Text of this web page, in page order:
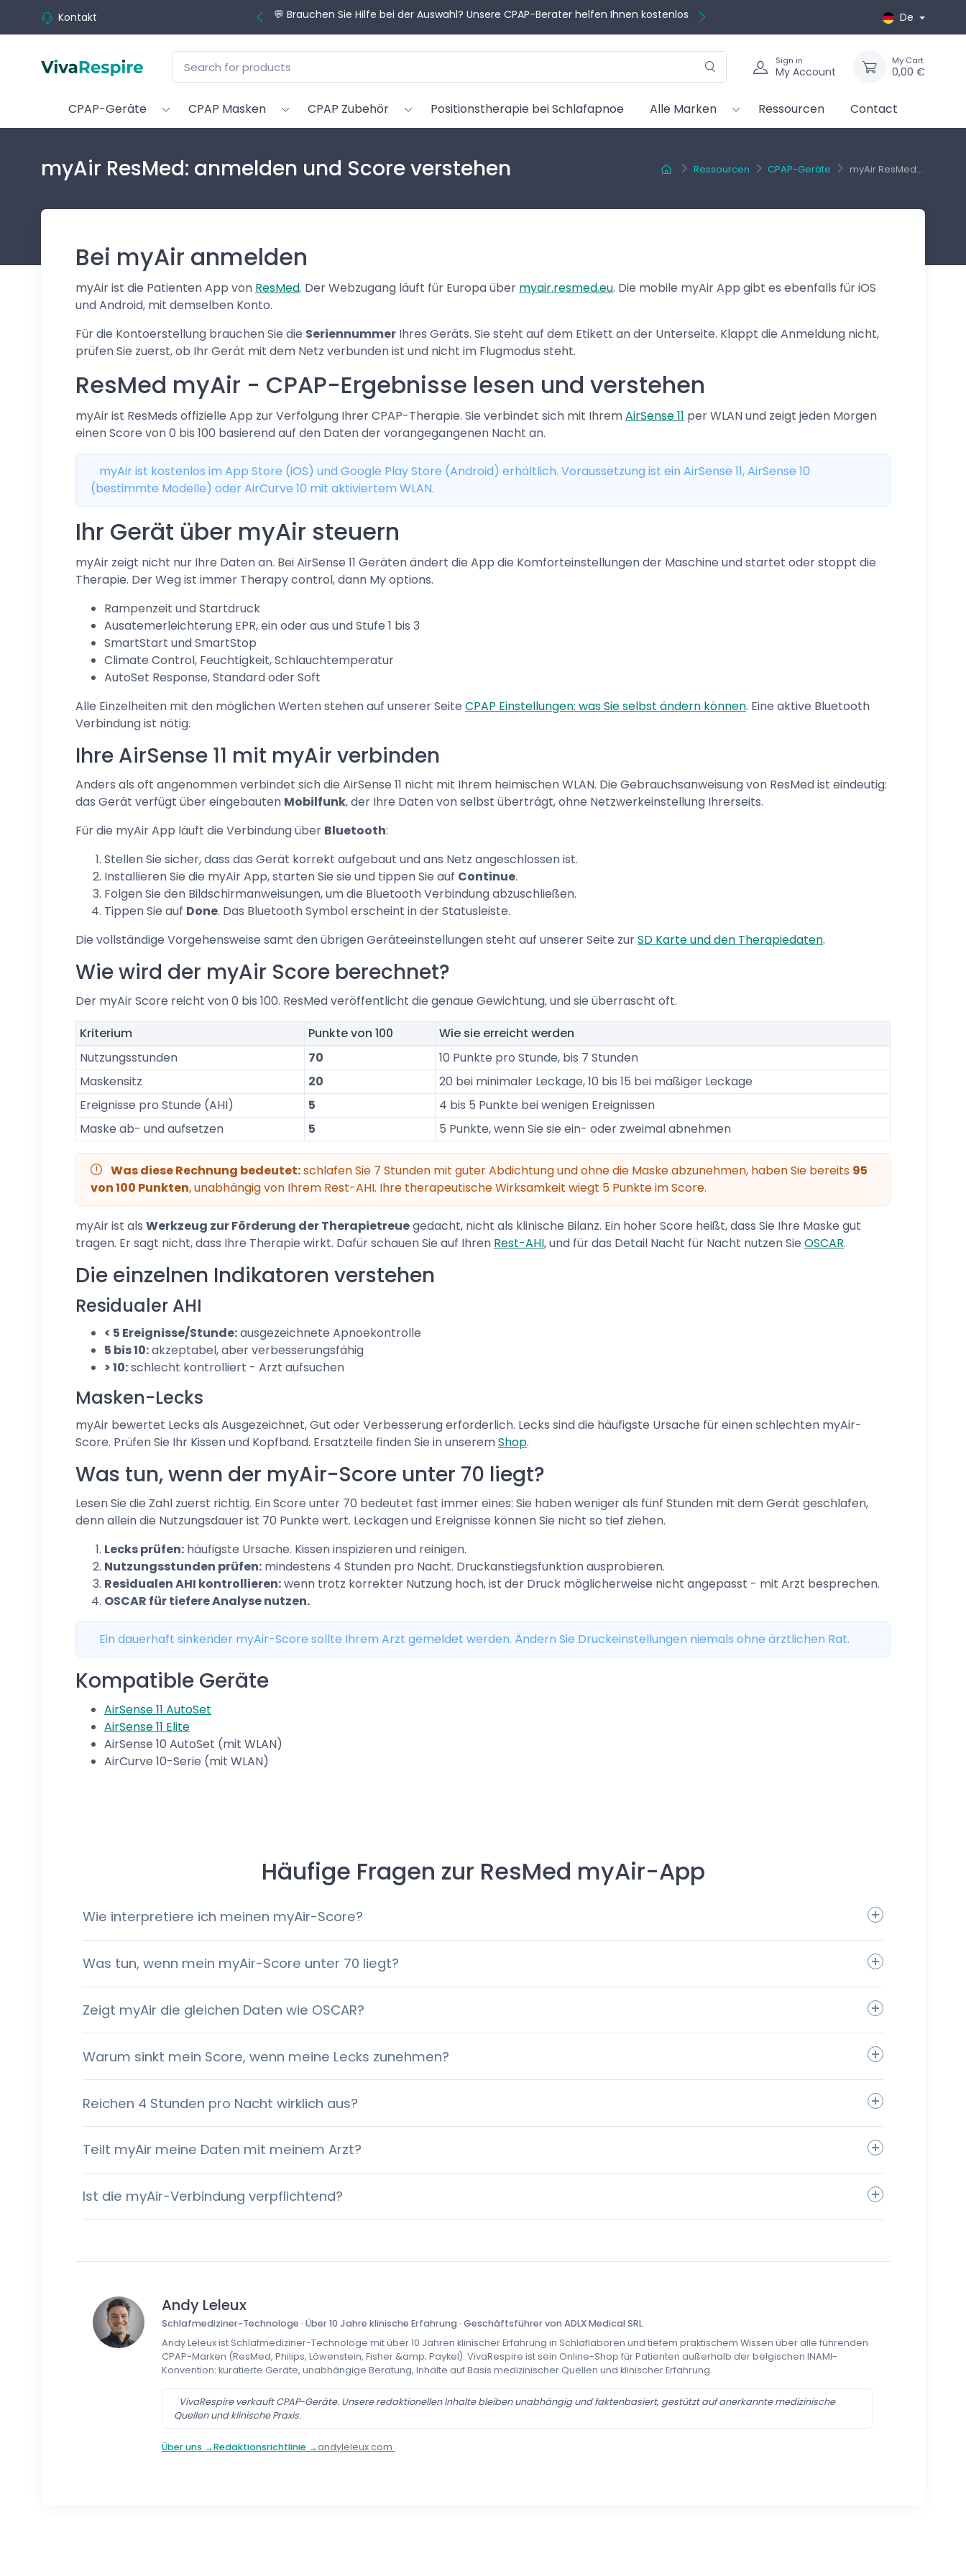
Kontakt 💬 Brauchen Sie Hilfe bei der Auswahl? Unsere CPAP-Berater helfen Ihnen kostenlos De
Sign in
My Account
My Cart
0,00 €
CPAP-Geräte CPAP Masken CPAP Zubehör Positionstherapie bei Schlafapnoe Alle Marken Ressourcen Contact
Ressourcen CPAP-Geräte myAir ResMed:...
myAir ResMed: anmelden und Score verstehen
Bei myAir anmelden
myAir ist die Patienten App von ResMed. Der Webzugang läuft für Europa über myair.resmed.eu. Die mobile myAir App gibt es ebenfalls für iOS
und Android, mit demselben Konto.
Für die Kontoerstellung brauchen Sie die Seriennummer Ihres Geräts. Sie steht auf dem Etikett an der Unterseite. Klappt die Anmeldung nicht,
prüfen Sie zuerst, ob Ihr Gerät mit dem Netz verbunden ist und nicht im Flugmodus steht.
ResMed myAir - CPAP-Ergebnisse lesen und verstehen
myAir ist ResMeds offizielle App zur Verfolgung Ihrer CPAP-Therapie. Sie verbindet sich mit IhremAirSense 11 per WLAN und zeigt jeden Morgen
einen Score von 0 bis 100 basierend auf den Daten der vorangegangenen Nacht an.
myAir ist kostenlos im App Store (iOS) und Google Play Store (Android) erhältlich. Voraussetzung ist ein AirSense 11, AirSense 10
(bestimmte Modelle) oder AirCurve 10 mit aktiviertem WLAN.
Ihr Gerät über myAir steuern
myAir zeigt nicht nur Ihre Daten an. Bei AirSense 11 Geräten ändert die App die Komforteinstellungen der Maschine und startet oder stoppt die
Therapie. Der Weg ist immer Therapy control, dann My options.
Rampenzeit und Startdruck
Ausatemerleichterung EPR, ein oder aus und Stufe 1 bis 3
SmartStart und SmartStop
Climate Control, Feuchtigkeit, Schlauchtemperatur
AutoSet Response, Standard oder Soft
Alle Einzelheiten mit den möglichen Werten stehen auf unserer Seite CPAP Einstellungen: was Sie selbst ändern können. Eine aktive Bluetooth
Verbindung ist nötig.
Ihre AirSense 11 mit myAir verbinden
Anders als oft angenommen verbindet sich die AirSense 11 nicht mit Ihrem heimischen WLAN. Die Gebrauchsanweisung von ResMed ist eindeutig:
das Gerät verfügt über eingebauten Mobilfunk, der Ihre Daten von selbst überträgt, ohne Netzwerkeinstellung Ihrerseits.
Für die myAir App läuft die Verbindung über Bluetooth:
Stellen Sie sicher, dass das Gerät korrekt aufgebaut und ans Netz angeschlossen ist.
Installieren Sie die myAir App, starten Sie sie und tippen Sie auf Continue.
Folgen Sie den Bildschirmanweisungen, um die Bluetooth Verbindung abzuschließen.
Tippen Sie auf Done. Das Bluetooth Symbol erscheint in der Statusleiste.
Die vollständige Vorgehensweise samt den übrigen Geräteeinstellungen steht auf unserer Seite zurSD Karte und den Therapiedaten.
Wie wird der myAir Score berechnet?
Der myAir Score reicht von 0 bis 100. ResMed veröffentlicht die genaue Gewichtung, und sie überrascht oft.
Kriterium
Punkte von 100
Wie sie erreicht werden
Nutzungsstunden
70
10 Punkte pro Stunde, bis 7 Stunden
Maskensitz
20
20 bei minimaler Leckage, 10 bis 15 bei mäßiger Leckage
Ereignisse pro Stunde (AHI)
5
4 bis 5 Punkte bei wenigen Ereignissen
Maske ab- und aufsetzen
5 5 Punkte, wenn Sie sie ein- oder zweimal abnehmen
Was diese Rechnung bedeutet:schlafen Sie 7 Stunden mit guter Abdichtung und ohne die Maske abzunehmen, haben Sie bereits 95
von 100 Punkten, unabhängig von Ihrem Rest-AHI. Ihre therapeutische Wirksamkeit wiegt 5 Punkte im Score.
myAir ist als Werkzeug zur Förderung der Therapietreuegedacht, nicht als klinische Bilanz. Ein hoher Score heißt, dass Sie Ihre Maske gut
tragen. Er sagt nicht, dass Ihre Therapie wirkt. Dafür schauen Sie auf Ihren Rest-AHI, und für das Detail Nacht für Nacht nutzen Sie OSCAR.
Die einzelnen Indikatoren verstehen
Residualer AHI
< 5 Ereignisse/Stunde:ausgezeichnete Apnoekontrolle
5 bis 10:akzeptabel, aber verbesserungsfähig
> 10:schlecht kontrolliert - Arzt aufsuchen
Masken-Lecks
myAir bewertet Lecks als Ausgezeichnet, Gut oder Verbesserung erforderlich. Lecks sind die häufigste Ursache für einen schlechten myAir-
Score. Prüfen Sie Ihr Kissen und Kopfband. Ersatzteile finden Sie in unseremShop.
Was tun, wenn der myAir-Score unter 70 liegt?
Lesen Sie die Zahl zuerst richtig. Ein Score unter 70 bedeutet fast immer eines: Sie haben weniger als fünf Stunden mit dem Gerät geschlafen,
denn allein die Nutzungsdauer ist 70 Punkte wert. Leckagen und Ereignisse können Sie nicht so tief ziehen.
Lecks prüfen: häufigste Ursache. Kissen inspizieren und reinigen.
Nutzungsstunden prüfen: mindestens 4 Stunden pro Nacht. Druckanstiegsfunktion ausprobieren.
Residualen AHI kontrollieren:wenn trotz korrekter Nutzung hoch, ist der Druck möglicherweise nicht angepasst - mit Arzt besprechen.
OSCAR für tiefere Analyse nutzen.
Ein dauerhaft sinkender myAir-Score sollte Ihrem Arzt gemeldet werden. Ändern Sie Druckeinstellungen niemals ohne ärztlichen Rat.
Kompatible Geräte
AirSense 11 AutoSet
AirSense 11 Elite
AirSense 10 AutoSet (mit WLAN)
AirCurve 10-Serie (mit WLAN)
Häufige Fragen zur ResMed myAir-App
Wie interpretiere ich meinen myAir-Score?
Was tun, wenn mein myAir-Score unter 70 liegt?
Zeigt myAir die gleichen Daten wie OSCAR?
Warum sinkt mein Score, wenn meine Lecks zunehmen?
Reichen 4 Stunden pro Nacht wirklich aus?
Teilt myAir meine Daten mit meinem Arzt?
Ist die myAir-Verbindung verpflichtend?
Andy Leleux
Schlafmediziner-Technologe · Über 10 Jahre klinische Erfahrung · Geschäftsführer von ADLX Medical SRL
Andy Leleux ist Schlafmediziner-Technologe mit über 10 Jahren klinischer Erfahrung in Schlaflaboren und tiefem praktischem Wissen über alle führenden
CPAP-Marken (ResMed, Philips, Löwenstein, Fisher &amp; Paykel). VivaRespire ist sein Online-Shop für Patienten außerhalb der belgischen INAMI-
Konvention: kuratierte Geräte, unabhängige Beratung, Inhalte auf Basis medizinischer Quellen und klinischer Erfahrung.
VivaRespire verkauft CPAP-Geräte. Unsere redaktionellen Inhalte bleiben unabhängig und faktenbasiert, gestützt auf anerkannte medizinische
Quellen und klinische Praxis.
Über uns →Redaktionsrichtlinie →andyleleux.com